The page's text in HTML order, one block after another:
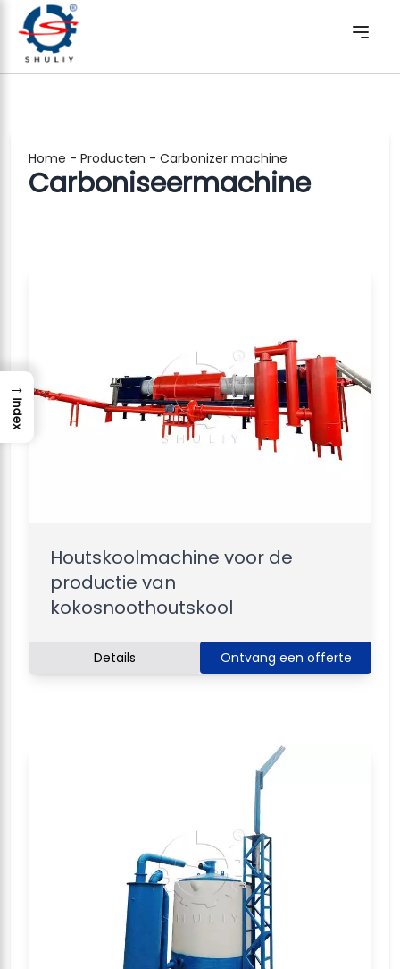
Home - Producten - Carbonizer machine
Carboniseermachine
Houtskoolmachine voor de
productie van
kokosnoothoutskool
Details Ontvang een offerte
→
Index